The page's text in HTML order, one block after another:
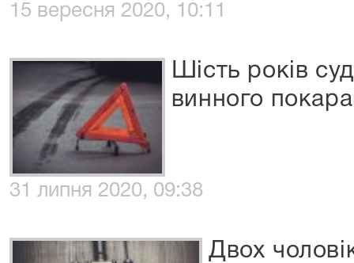
15 вересня 2020, 10:11
Шість років
винного
31 липня 2020, 09:38
Двох